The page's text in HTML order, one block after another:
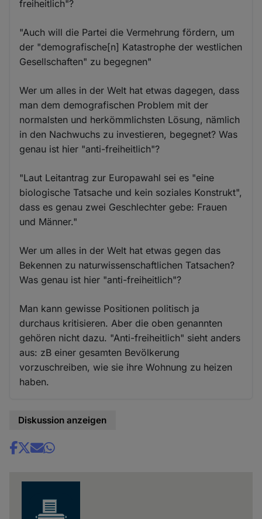
freiheitlich"?
"Auch will die Partei die Vermehrung fördern, um
der "demografische[n] Katastrophe der westlichen
Gesellschaften" zu begegnen"
Wer um alles in der Welt hat etwas dagegen, dass
man dem demografischen Problem mit der
normalsten und herkömmlichsten Lösung, nämlich
in den Nachwuchs zu investieren, begegnet? Was
genau ist hier "anti-freiheitlich"?
"Laut Leitantrag zur Europawahl sei es "eine
biologische Tatsache und kein soziales Konstrukt",
dass es genau zwei Geschlechter gebe: Frauen
und Männer."
Wer um alles in der Welt hat etwas gegen das
Bekennen zu naturwissenschaftlichen Tatsachen?
Was genau ist hier "anti-freiheitlich"?
Man kann gewisse Positionen politisch ja
durchaus kritisieren. Aber die oben genannten
gehören nicht dazu. "Anti-freiheitlich" sieht anders
aus: zB einer gesamten Bevölkerung
vorzuschreiben, wie sie ihre Wohnung zu heizen
haben.
Diskussion anzeigen
Share